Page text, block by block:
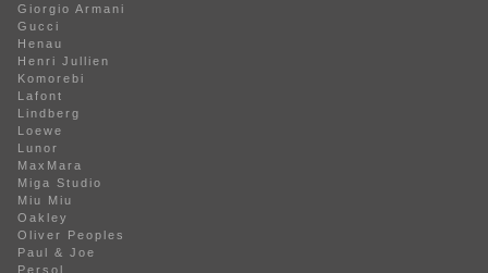
Giorgio Armani
Gucci
Henau
Henri Jullien
Komorebi
Lafont
Lindberg
Loewe
Lunor
MaxMara
Miga Studio
Miu Miu
Oakley
Oliver Peoples
Paul & Joe
Persol